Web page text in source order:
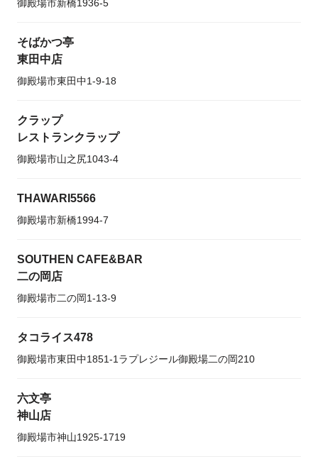
御殿場市新橋1936-5
そばかつ亭
東田中店
御殿場市東田中1-9-18
クラップ
レストランクラップ
御殿場市山之尻1043-4
THAWARI5566
御殿場市新橋1994-7
SOUTHEN CAFE&BAR
二の岡店
御殿場市二の岡1-13-9
タコライス478
御殿場市東田中1851-1ラプレジール御殿場二の岡210
六文亭
神山店
御殿場市神山1925-1719